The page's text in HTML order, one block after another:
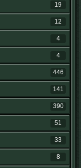
19
12
4
4
446
141
390
51
33
8